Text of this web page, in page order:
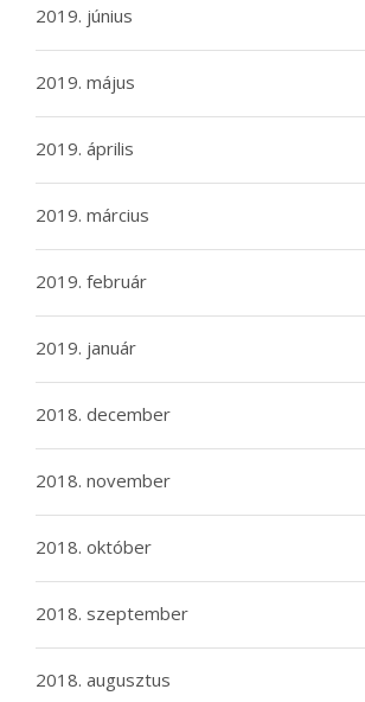
2019. június
2019. május
2019. április
2019. március
2019. február
2019. január
2018. december
2018. november
2018. október
2018. szeptember
2018. augusztus